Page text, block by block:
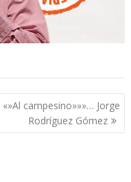
«»Al campesino»»»… Jorge
Rodríguez Gómez